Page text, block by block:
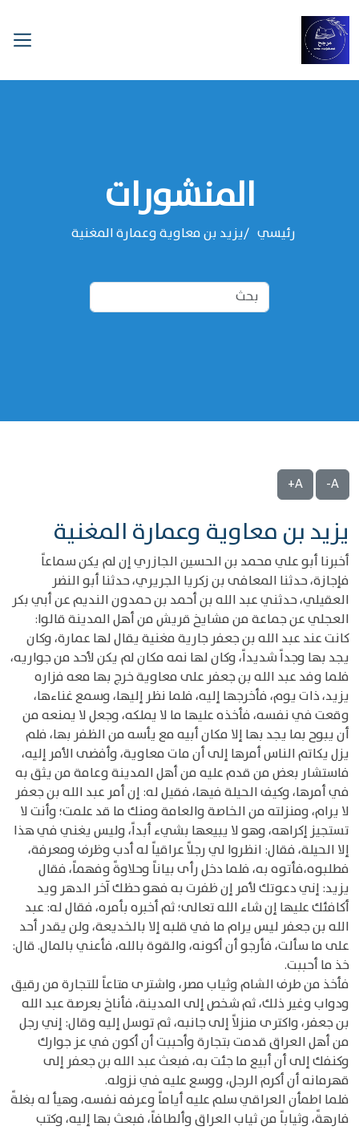
المنشورات
رئيسي يزيد بن معاوية وعمارة المغنية
A-
A+
يزيد بن معاوية وعمارة المغنية
أخبرنا أبو علي محمد بن الحسين الجازري إن لم يكن سماعاً
فإجازة، حدثنا المعافى بن زكريا الجريري، حدثنا أبو النضر
العقيلي، حدثني عبد الله بن أحمد بن حمدون النديم عن أبي بكر
العجلي عن جماعة من مشايخ قريش من أهل المدينة قالوا:
كانت عند عبد الله بن جعفر جارية مغنية يقال لها عمارة، وكان
يجد بها وجداً شديداً، وكان لها نمه مكان لم يكن لأحد من جواريه،
فلما وفد عبد الله بن جعفر على معاوية خرج بها معه فزاره
يزيد، ذات يوم، فأخرجها إليه، فلما نظر إليها، وسمع غناءها،
وقعت في نفسه، فأخذه عليها ما لا يملكه، وجعل لا يمنعه من
أن يبوح بما يجد بها إلا مكان أبيه مع يأسه من الظفر بها، فلم
يزل يكاتم الناس أمرها إلى أن مات معاوية، وأفضى الأمر إليه،
فاستشار بعض من قدم عليه من أهل المدينة وعامة من يثق به
في أمرها، وكيف الحيلة فيها، فقيل له: إن أمر عبد الله بن جعفر
لا يرام، ومنزلته من الخاصة والعامة ومنك ما قد علمت؛ وأنت لا
تستجيز إكراهه، وهو لا يبيعها بشيء أبداً، وليس يغني في هذا
إلا الحيلة، فقال: انظروا لي رجلاً عراقياً له أدب وظرف ومعرفة،
فطلبوه،فأتوه به، فلما دخل رأى بياناً وحلاوةً وفهماً، فقال
يزيد: إني دعوتك لأمر إن ظفرت به فهو حظك آخر الدهر ويد
أكافئك عليها إن شاء الله تعالى؛ ثم أخبره بأمره، فقال له: عبد
الله بن جعفر ليس يرام ما في قلبه إلا بالخديعة، ولن يقدر أحد
على ما سألت، فأرجو أن أكونه، والقوة بالله، فأعني بالمال. قال:
خذ ما أحببت.
فأخذ من طرف الشام وثياب مصر، واشترى متاعاً للتجارة من رقيق
ودواب وغير ذلك، ثم شخص إلى المدينة، فأناخ بعرصة عبد الله
بن جعفر، واكترى منزلاً إلى جانبه، ثم توسل إليه وقال: إني رجل
من أهل العراق قدمت بتجارة وأحببت أن أكون في عز جوارك
وكنفك إلى أن أبيع ما جئت به، فبعث عبد الله بن جعفر إلى
قهرمانه أن أكرم الرجل، ووسع عليه في نزوله.
فلما اطمأن العراقي سلم عليه أياماً وعرفه نفسه، وهيأ له بغلةً
فارهةً، وثياباً من ثياب العراق وألطافاً، فبعث بها إليه، وكتب